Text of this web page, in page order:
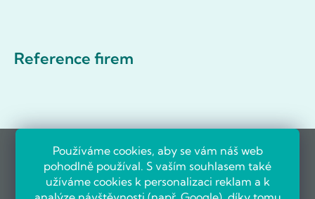
Používáme cookies, aby se vám náš web
pohodlně používal. S vaším souhlasem také
užíváme cookies k personalizaci reklam a k
Reference firem